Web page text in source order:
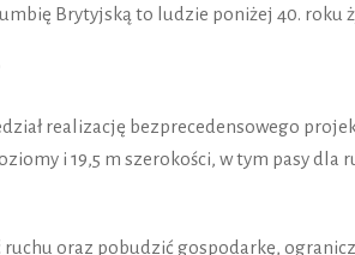
Brytyjską to ludzie poniżej 40. roku
realizację bezprecedensowego
i 19,5 m szerokości, w tym pasy dla
oraz pobudzić gospodarkę,